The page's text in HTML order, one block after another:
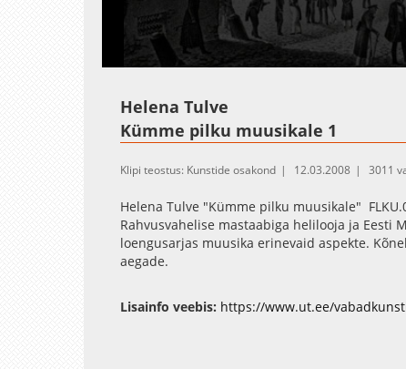
Helena Tulve
Kümme pilku muusikale 1
Klipi teostus: Kunstide osakond 12.03.2008 3011
Helena Tulve "Kümme pilku muusikale"
Rahvusvahelise mastaabiga helilooja ja Eesti
loengusarjas muusika erinevaid aspekte.
aegade.
Lisainfo veebis: https://www.ut.ee/